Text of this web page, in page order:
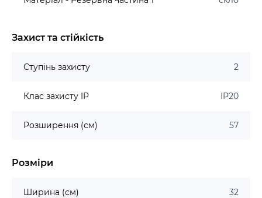
Захист та стійкість
Ступінь захисту 2
Клас захисту IP IP20
Розширення (см) 57
Розміри
Ширина (см) 32